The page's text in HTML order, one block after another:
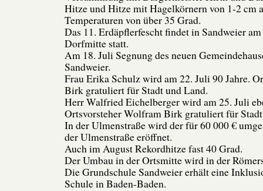
Hitze und Hitze mit Hagelkörnern von 1-2 cm
Temperaturen von über 35 Grad.
Das 11. Erdäpflerfescht findet in Sandweier
Dorfmitte statt.
Am 18. Juli Segnung des neuen
Sandweier.
Frau Erika Schulz wird am 22. Juli 90 Jahre.
Birk gratuliert für Stadt und Land.
Herr Walfried Eichelberger wird am 25. Juli
Ortsvorsteher Wolfram Birk gratuliert für
In der Ulmenstraße wird der für 60 000 €
der Ulmenstraße eröffnet.
Auch im August Rekordhitze fast 40 Grad.
Der Umbau in der Ortsmitte wird in der
Die Grundschule Sandweier erhält eine
Schule in Baden-Baden.